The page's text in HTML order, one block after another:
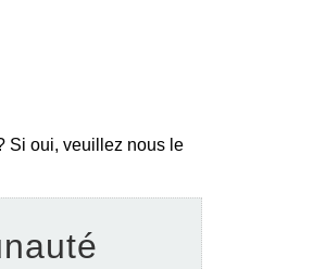
Si oui, veuillez nous le